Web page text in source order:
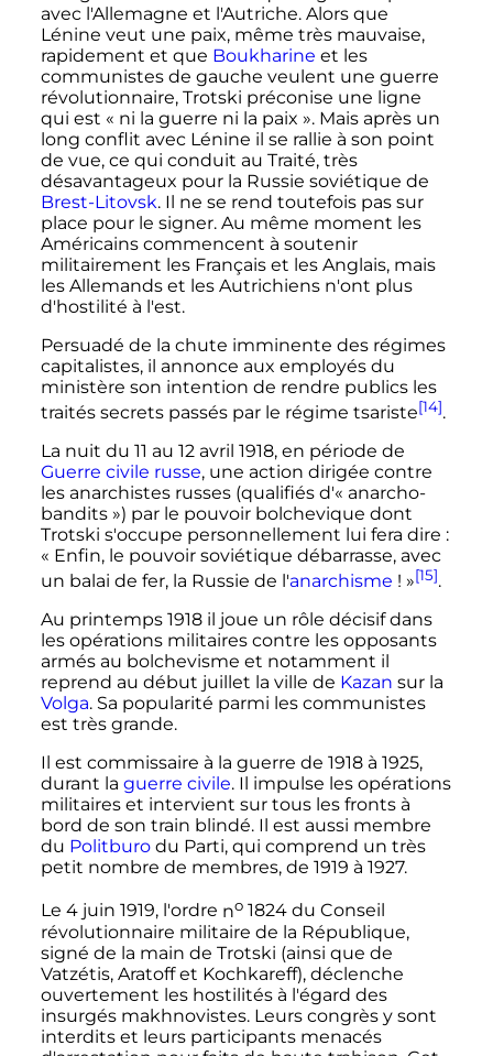
avec l'Allemagne et l'Autriche. Alors que
Lénine veut une paix, même très mauvaise,
rapidement et que Boukharine et les
communistes de gauche veulent une guerre
révolutionnaire, Trotski préconise une ligne
qui est « ni la guerre ni la paix ». Mais après un
long conflit avec Lénine il se rallie à son point
de vue, ce qui conduit au Traité, très
désavantageux pour la Russie soviétique de
Brest-Litovsk. Il ne se rend toutefois pas sur
place pour le signer. Au même moment les
Américains commencent à soutenir
militairement les Français et les Anglais, mais
les Allemands et les Autrichiens n'ont plus
d'hostilité à l'est.
Persuadé de la chute imminente des régimes
capitalistes, il annonce aux employés du
ministère son intention de rendre publics les
traités secrets passés par le régime tsariste[14].
La nuit du 11 au 12 avril 1918, en période de
Guerre civile russe, une action dirigée contre
les anarchistes russes (qualifiés d'« anarcho-
bandits ») par le pouvoir bolchevique dont
Trotski s'occupe personnellement lui fera dire :
« Enfin, le pouvoir soviétique débarrasse, avec
un balai de fer, la Russie de l'anarchisme ! »[15].
Au printemps 1918 il joue un rôle décisif dans
les opérations militaires contre les opposants
armés au bolchevisme et notamment il
reprend au début juillet la ville de Kazan sur la
Volga. Sa popularité parmi les communistes
est très grande.
Il est commissaire à la guerre de 1918 à 1925,
durant la guerre civile. Il impulse les opérations
militaires et intervient sur tous les fronts à
bord de son train blindé. Il est aussi membre
du Politburodu Parti, qui comprend un très
petit nombre de membres, de 1919 à 1927.
Le 4 juin 1919, l'ordre no 1824du Conseil
révolutionnaire militaire de la République,
signé de la main de Trotski (ainsi que de
Vatzétis, Aratoff et Kochkareff), déclenche
ouvertement les hostilités à l'égard des
insurgés makhnovistes. Leurs congrès y sont
interdits et leurs participants menacés